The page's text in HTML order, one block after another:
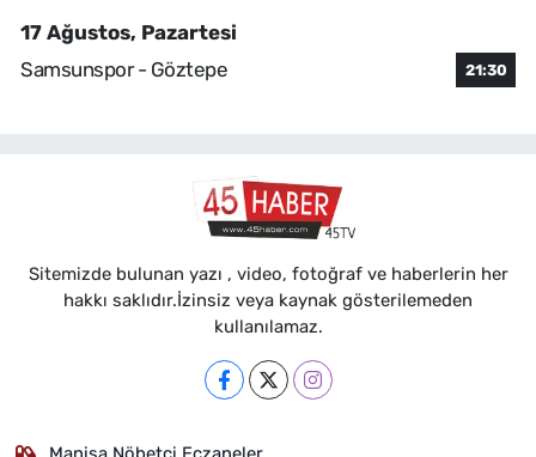
17 Ağustos, Pazartesi
Samsunspor - Göztepe
21:30
Sitemizde bulunan yazı , video, fotoğraf ve haberlerin her
hakkı saklıdır.İzinsiz veya kaynak gösterilemeden
kullanılamaz.